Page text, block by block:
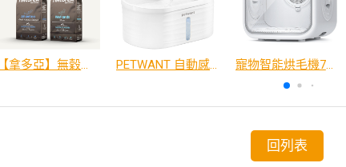
【拿多亞】無穀低敏 犬糧 PETWANT 自動感應無線寵物飲水機 W4-L 寵物智能烘毛機75L
回列表